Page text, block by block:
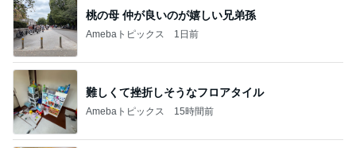
桃の母 仲が良いのが嬉しい兄弟孫
Amebaトピックス 1日前
難しくて挫折しそうなフロアタイル
Amebaトピックス 15時間前